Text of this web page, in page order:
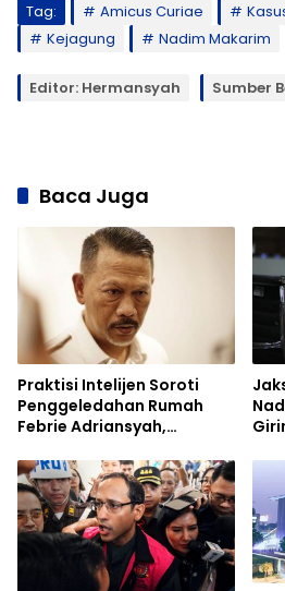
Tag: Amicus Curiae
Kejagung
Nadim Makarim
Editor: Hermansyah Sumber
Baca Juga
Praktisi Intelijen Soroti
Penggeledahan Rumah
Febrie Adriansyah,
Politik